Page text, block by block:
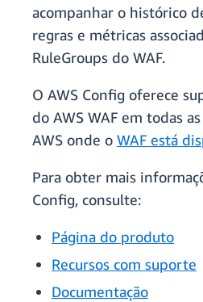
acompanhar o histórico
regras e métricas
RuleGroups do WAF.
O AWS Config oferece
do AWS WAF em todas
AWS onde o WAF está
Para obter mais
Config, consulte:
Página do produto
Recursos com suporte
Documentação